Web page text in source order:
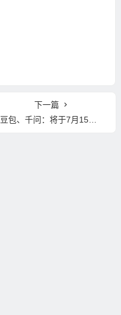
下一篇
豆包、千问：将于7月15日下线智能体功能